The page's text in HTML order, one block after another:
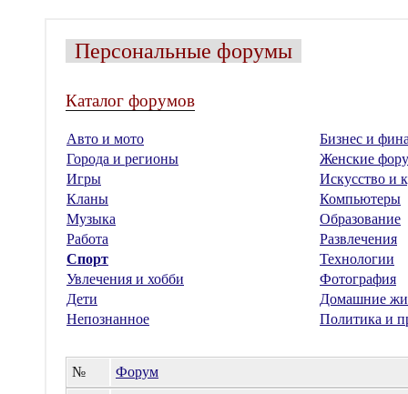
Персональные форумы
Каталог форумов
Авто и мото
Бизнес и
Города и регионы
Женские
Игры
Искусство и
Кланы
Компьютеры
Музыка
Образование
Работа
Развлечения
Спорт
Технологии
Увлечения и хобби
Фотография
Дети
Домашние
Непознанное
Политика и
№
Форум